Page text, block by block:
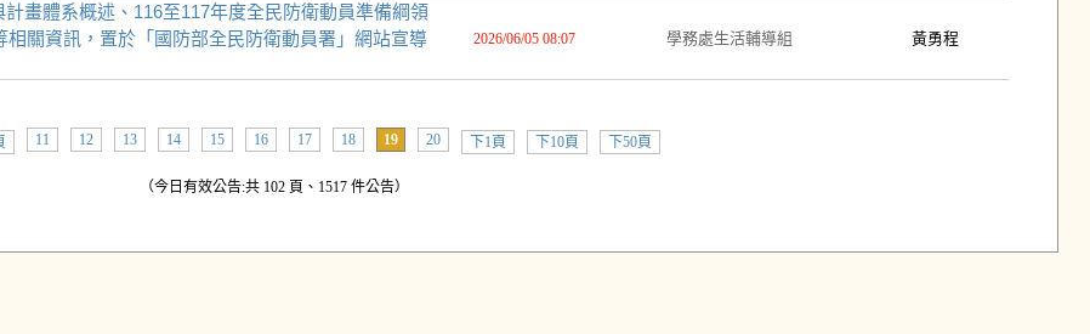
畫體系概述、116至117年度全民防衛動員準備綱領
關資訊，置於「國防部全民防衛動員署」網站宣導
2026/06/05 08:07 學務處生活輔導組 黃勇程
11 12 13 14 15 16 17 18 19 20 下1頁 下10頁 下50頁
（今日有效公告:共 102 頁、1517 件公告）